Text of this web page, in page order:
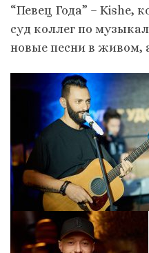
“Певец Года” – Kishe,
суд коллег по
новые песни в живом,